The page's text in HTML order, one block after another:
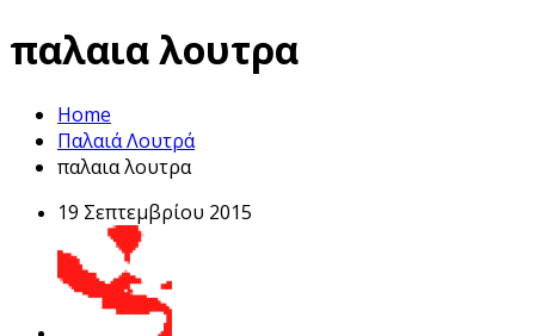
παλαια λουτρα
Home
Παλαιά Λουτρά
παλαια λουτρα
19 Σεπτεμβρίου 2015